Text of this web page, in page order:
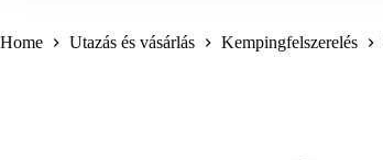
Home Utazás és vásárlás Kempingfelszerelés